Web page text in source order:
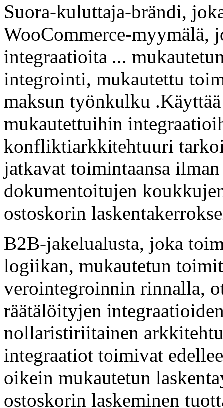
Suora-kuluttaja-brändi,
WooCommerce-myymälä,
integraatioita ...
integrointi, mukautettu
maksun työnkulku
mukautettuihin
konfliktiarkkitehtuuri
jatkavat toimintaansa
dokumentoitujen
ostoskorin
B2B-jakelualusta, joka
logiikan, mukautetun
verointegroinnin rinnalla,
räätälöityjen
nollaristiriitainen
integraatiot toimivat
oikein mukautetun
ostoskorin laskeminen